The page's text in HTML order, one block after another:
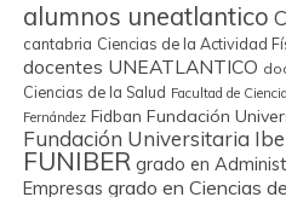
alumnos uneatlantico
cantabria Ciencias de la Actividad
docentes UNEATLANTICO
Ciencias de la Salud Facultad de
Fernández Fidban Fundación
Fundación Universitaria
FUNIBER grado en
Empresas grado en Ciencias